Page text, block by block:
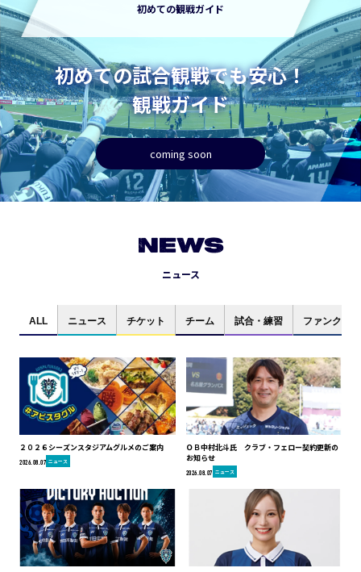
初めての観戦ガイド
初めての試合観戦でも安心！
観戦ガイド
coming soon
NEWS
ニュース
ALL ニュース チケット チーム 試合・練習 ファンクラブ
２０２６シーズンスタジアムグルメのご案内
2026.08.07 ニュース
ＯＢ中村北斗氏 クラブ・フェロー契約更新の
お知らせ
2026.08.07 ニュース